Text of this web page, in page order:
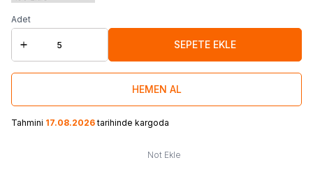
Adet
SEPETE EKLE
HEMEN AL
Tahmini 17.08.2026tarihinde kargoda
Not Ekle